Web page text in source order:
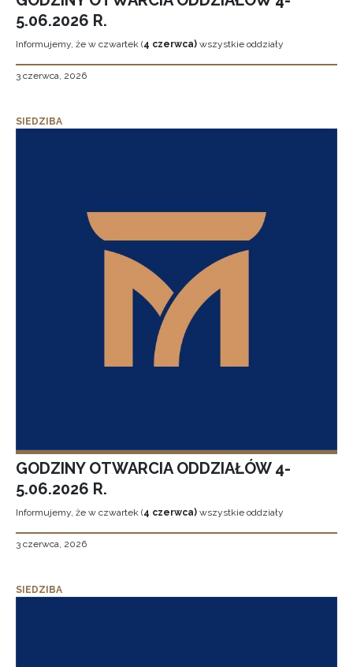
5.06.2026 R.
Informujemy, że w czwartek (4 czerwca) wszystkie oddziały
3 czerwca, 2026
SIEDZIBA
GODZINY OTWARCIA ODDZIAŁÓW 4-
5.06.2026 R.
Informujemy, że w czwartek (4 czerwca) wszystkie oddziały
3 czerwca, 2026
SIEDZIBA